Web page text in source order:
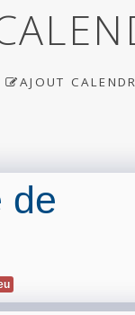
AJOUT
de